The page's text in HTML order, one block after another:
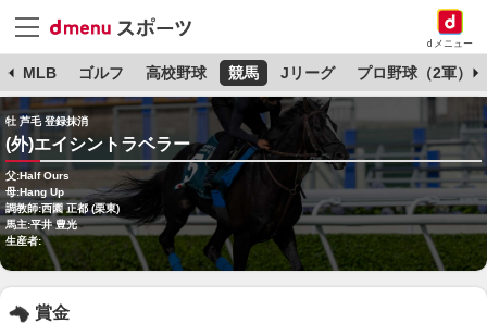
dメニュー
MLB ゴルフ 高校野球 競馬 Jリーグ プロ野球（2軍）
牡 芦毛 登録抹消
(外)エイシントラベラー
父:Half Ours
母:Hang Up
調教師:西園 正都 (栗東)
馬主:平井 豊光
生産者:
賞金